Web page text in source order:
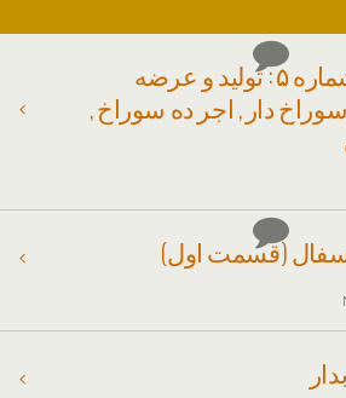
اطلاعیه شماره ۵ : تولید و عرضه
سوراخ دار , اجر ده سوراخ ,
سفال (قسمت اول)